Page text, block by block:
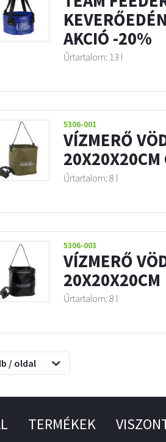
AKCIÓ -20%
Űrtartalom: 13 l
5306-001
VÍZMERŐ
20X20X20CM
Űrtartalom: 8 l
5306-003
VÍZMERŐ
20X20X20CM
Űrtartalom: 8 l
/ oldal
TERMÉKEK